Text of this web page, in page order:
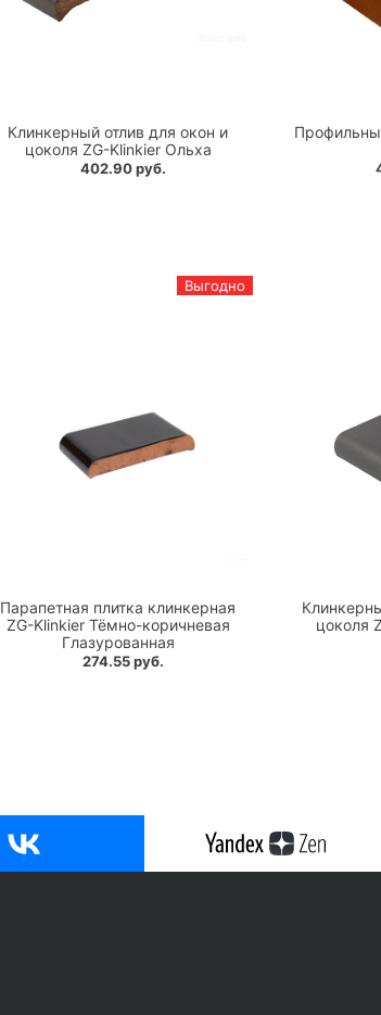
Клинкерный отлив для окон и
цоколя ZG-Klinkier Ольха
402.90 руб.
Выгодно
Парапетная плитка клинкерная
ZG-Klinkier Тёмно-коричневая
Глазурованная
274.55 руб.
цоколя